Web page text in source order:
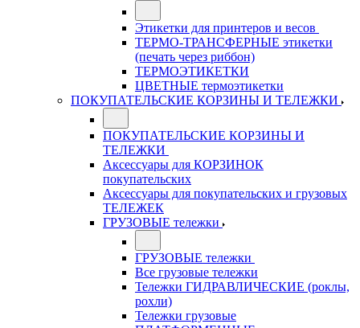
Этикетки для принтеров и весов
ТЕРМО-ТРАНСФЕРНЫЕ этикетки
(печать через риббон)
ТЕРМОЭТИКЕТКИ
ЦВЕТНЫЕ термоэтикетки
ПОКУПАТЕЛЬСКИЕ КОРЗИНЫ И ТЕЛЕЖКИ
ПОКУПАТЕЛЬСКИЕ КОРЗИНЫ И
ТЕЛЕЖКИ
Аксессуары для КОРЗИНОК
покупательских
Аксессуары для покупательских и грузовых
ТЕЛЕЖЕК
ГРУЗОВЫЕ тележки
ГРУЗОВЫЕ тележки
Все грузовые тележки
Тележки ГИДРАВЛИЧЕСКИЕ (роклы,
рохли)
Тележки грузовые